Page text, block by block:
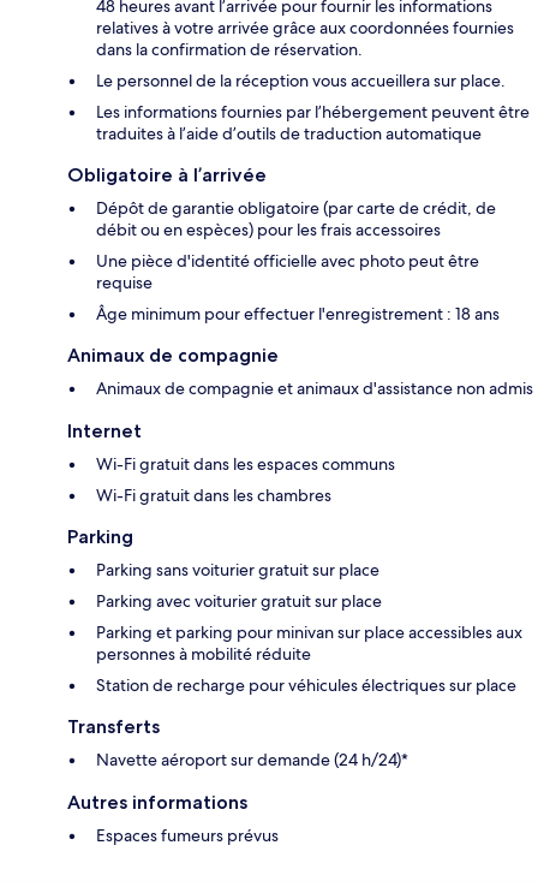
48 heures avant l’arrivée pour fournir les informations
relatives à votre arrivée grâce aux coordonnées fournies
dans la confirmation de réservation.
Le personnel de la réception vous accueillera sur place.
Les informations fournies par l’hébergement peuvent être
traduites à l’aide d’outils de traduction automatique
Obligatoire à l’arrivée
Dépôt de garantie obligatoire (par carte de crédit, de
débit ou en espèces) pour les frais accessoires
Une pièce d'identité officielle avec photo peut être
requise
Âge minimum pour effectuer l'enregistrement : 18 ans
Animaux de compagnie
Animaux de compagnie et animaux d'assistance non admis
Internet
Wi-Fi gratuit dans les espaces communs
Wi-Fi gratuit dans les chambres
Parking
Parking sans voiturier gratuit sur place
Parking avec voiturier gratuit sur place
Parking et parking pour minivan sur place accessibles aux
personnes à mobilité réduite
Station de recharge pour véhicules électriques sur place
Transferts
Navette aéroport sur demande (24 h/24)*
Autres informations
Espaces fumeurs prévus